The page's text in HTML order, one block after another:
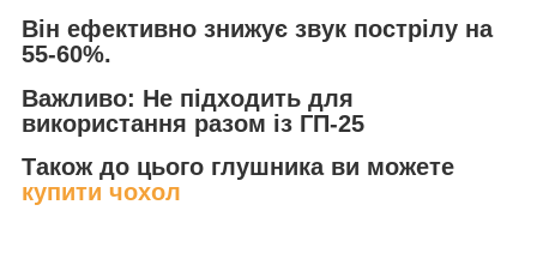
Він ефективно знижує звук пострілу на
55-60%.
Важливо: Не підходить для
використання разом із ГП-25
Також до цього глушника ви можете
купити чохол